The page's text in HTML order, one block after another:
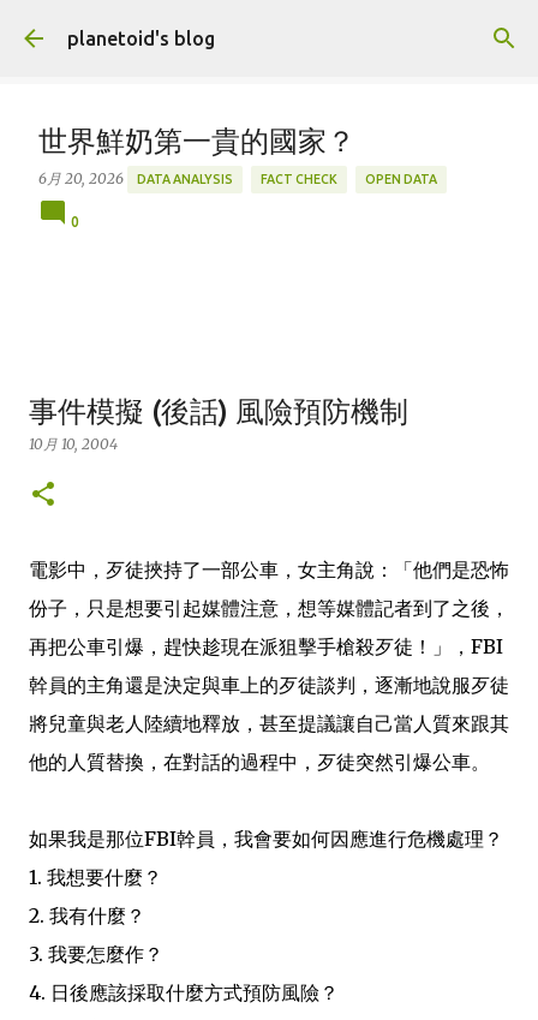
跳到主要內容
planetoid's blog
世界鮮奶第一貴的國家？
6月 20, 2026 DATA ANALYSIS FACT CHECK OPEN DATA
0
事件模擬 (後話) 風險預防機制
10月 10, 2004
電影中，歹徒挾持了一部公車，女主角說：「他們是恐怖
份子，只是想要引起媒體注意，想等媒體記者到了之後，
再把公車引爆，趕快趁現在派狙擊手槍殺歹徒！」，FBI
幹員的主角還是決定與車上的歹徒談判，逐漸地說服歹徒
將兒童與老人陸續地釋放，甚至提議讓自己當人質來跟其
他的人質替換，在對話的過程中，歹徒突然引爆公車。
如果我是那位FBI幹員，我會要如何因應進行危機處理？
1. 我想要什麼？
2. 我有什麼？
3. 我要怎麼作？
4. 日後應該採取什麼方式預防風險？